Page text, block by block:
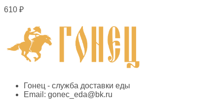
610 ₽
Гонец - служба доставки еды
Email: gonec_eda@bk.ru